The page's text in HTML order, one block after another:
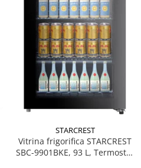
STARCREST
Vitrina frigorifica STARCREST
SBC-9901BKE, 93 L, Termostat